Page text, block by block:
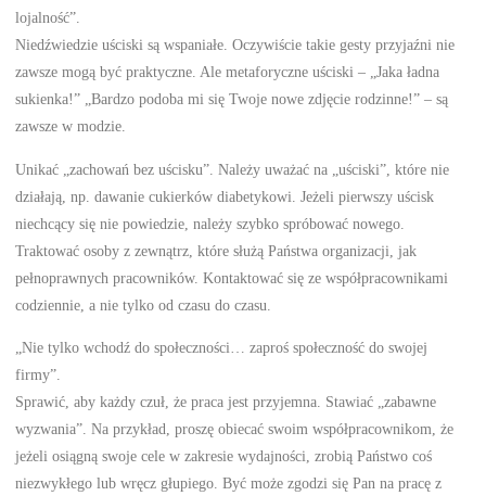
lojalność”.
Niedźwiedzie uściski są wspaniałe. Oczywiście takie gesty przyjaźni nie
zawsze mogą być praktyczne. Ale metaforyczne uściski – „Jaka ładna
sukienka!” „Bardzo podoba mi się Twoje nowe zdjęcie rodzinne!” – są
zawsze w modzie.
Unikać „zachowań bez uścisku”. Należy uważać na „uściski”, które nie
działają, np. dawanie cukierków diabetykowi. Jeżeli pierwszy uścisk
niechcący się nie powiedzie, należy szybko spróbować nowego.
Traktować osoby z zewnątrz, które służą Państwa organizacji, jak
pełnoprawnych pracowników. Kontaktować się ze współpracownikami
codziennie, a nie tylko od czasu do czasu.
„Nie tylko wchodź do społeczności… zaproś społeczność do swojej
firmy”.
Sprawić, aby każdy czuł, że praca jest przyjemna. Stawiać „zabawne
wyzwania”. Na przykład, proszę obiecać swoim współpracownikom, że
jeżeli osiągną swoje cele w zakresie wydajności, zrobią Państwo coś
niezwykłego lub wręcz głupiego. Być może zgodzi się Pan na pracę z